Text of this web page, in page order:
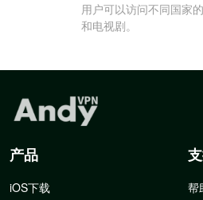
用户可以访问不同国家
和电视剧。
产品
iOS下载
帮